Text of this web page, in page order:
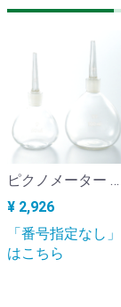
ピクノメーター ゲーリュサック型 50ml 番号指定なし KS-10A
¥ 2,926
「番号指定なし」
はこちら